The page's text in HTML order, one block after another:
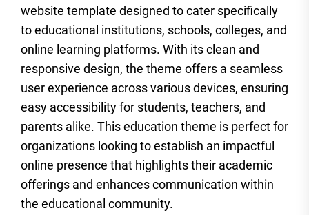
website template designed to cater specifically
to educational institutions, schools, colleges, and
online learning platforms. With its clean and
responsive design, the theme offers a seamless
user experience across various devices, ensuring
easy accessibility for students, teachers, and
parents alike. This education theme is perfect for
organizations looking to establish an impactful
online presence that highlights their academic
offerings and enhances communication within
the educational community.